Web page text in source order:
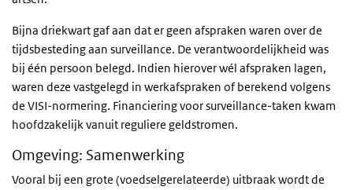
Bijna driekwart gaf aan dat er geen afspraken waren over de
tijdsbesteding aan surveillance. De verantwoordelijkheid was
bij één persoon belegd. Indien hierover wél afspraken lagen,
waren deze vastgelegd in werkafspraken of berekend volgens
de VISI-normering. Financiering voor surveillance-taken kwam
hoofdzakelijk vanuit reguliere geldstromen.
Omgeving: Samenwerking
Vooral bij een grote (voedselgerelateerde) uitbraak wordt de